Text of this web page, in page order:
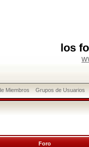
los
Miembros Grupos de Usuarios
Foro